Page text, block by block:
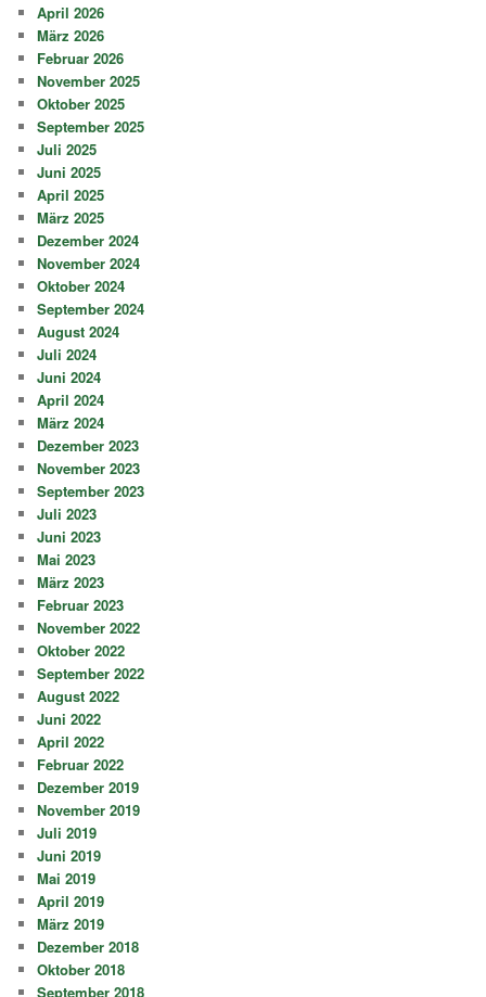
April 2026
März 2026
Februar 2026
November 2025
Oktober 2025
September 2025
Juli 2025
Juni 2025
April 2025
März 2025
Dezember 2024
November 2024
Oktober 2024
September 2024
August 2024
Juli 2024
Juni 2024
April 2024
März 2024
Dezember 2023
November 2023
September 2023
Juli 2023
Juni 2023
Mai 2023
März 2023
Februar 2023
November 2022
Oktober 2022
September 2022
August 2022
Juni 2022
April 2022
Februar 2022
Dezember 2019
November 2019
Juli 2019
Juni 2019
Mai 2019
April 2019
März 2019
Dezember 2018
Oktober 2018
September 2018